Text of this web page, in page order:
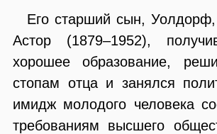
Его старший сын,
Астор (1879–1952),
хорошее образование,
стопам отца и занялся
имидж молодого человека
требованиям высшего